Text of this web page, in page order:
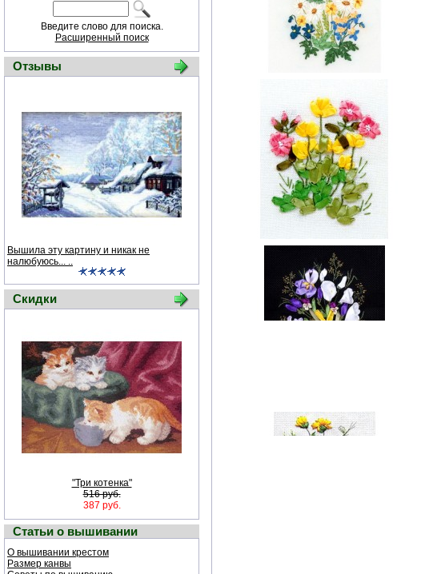
Введите слово для поиска.
Расширенный поиск
Отзывы
Вышила эту картину и никак не
налюбуюсь... ..
Скидки
"Три котенка"
516 руб.
387 руб.
Статьи о вышивании
О вышивании крестом
Размер канвы